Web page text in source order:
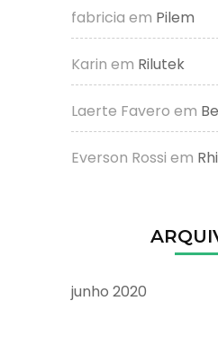
fabricia em Pilem
Karin em Rilutek
Laerte Favero em
Everson Rossi em
junho 2020